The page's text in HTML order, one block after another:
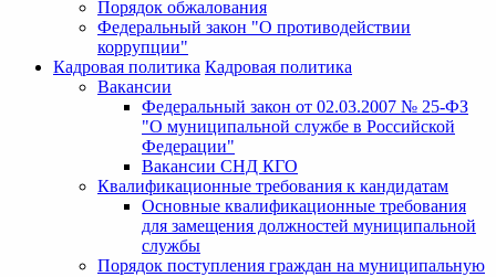
Порядок обжалования
Федеральный закон "О противодействии
коррупции"
Кадровая политика Кадровая политика
Вакансии
Федеральный закон от 02.03.2007 № 25-ФЗ
"О муниципальной службе в Российской
Федерации"
Вакансии СНД КГО
Квалификационные требования к кандидатам
Основные квалификационные требования
для замещения должностей муниципальной
службы
Порядок поступления граждан на муниципальную